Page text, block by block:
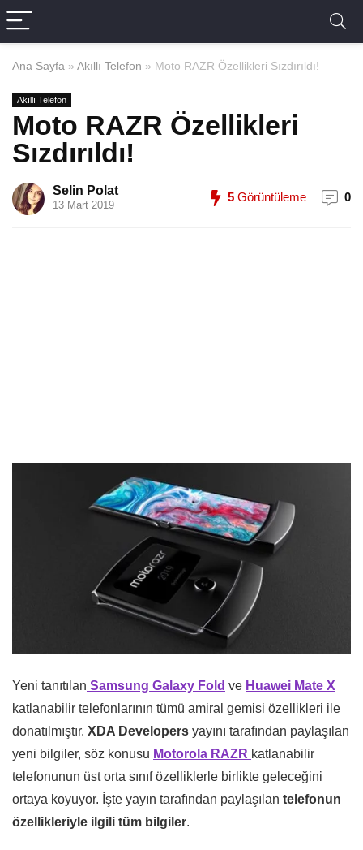
Ana Sayfa » Akıllı Telefon » Moto RAZR Özellikleri Sızdırıldı!
Akıllı Telefon
Moto RAZR Özellikleri
Sızdırıldı!
Selin Polat
13 Mart 2019
5 Görüntüleme 0
Yeni tanıtılan Samsung Galaxy Fold ve Huawei Mate X
katlanabilir telefonlarının tümü amiral gemisi özellikleri ile
donatılmıştır. XDA Developers yayını tarafından paylaşılan
yeni bilgiler, söz konusu Motorola RAZR katlanabilir
telefonunun üst orta sınıf özelliklerle birlikte geleceğini
ortaya koyuyor. İşte yayın tarafından paylaşılan telefonun
özellikleriyle ilgili tüm bilgiler.